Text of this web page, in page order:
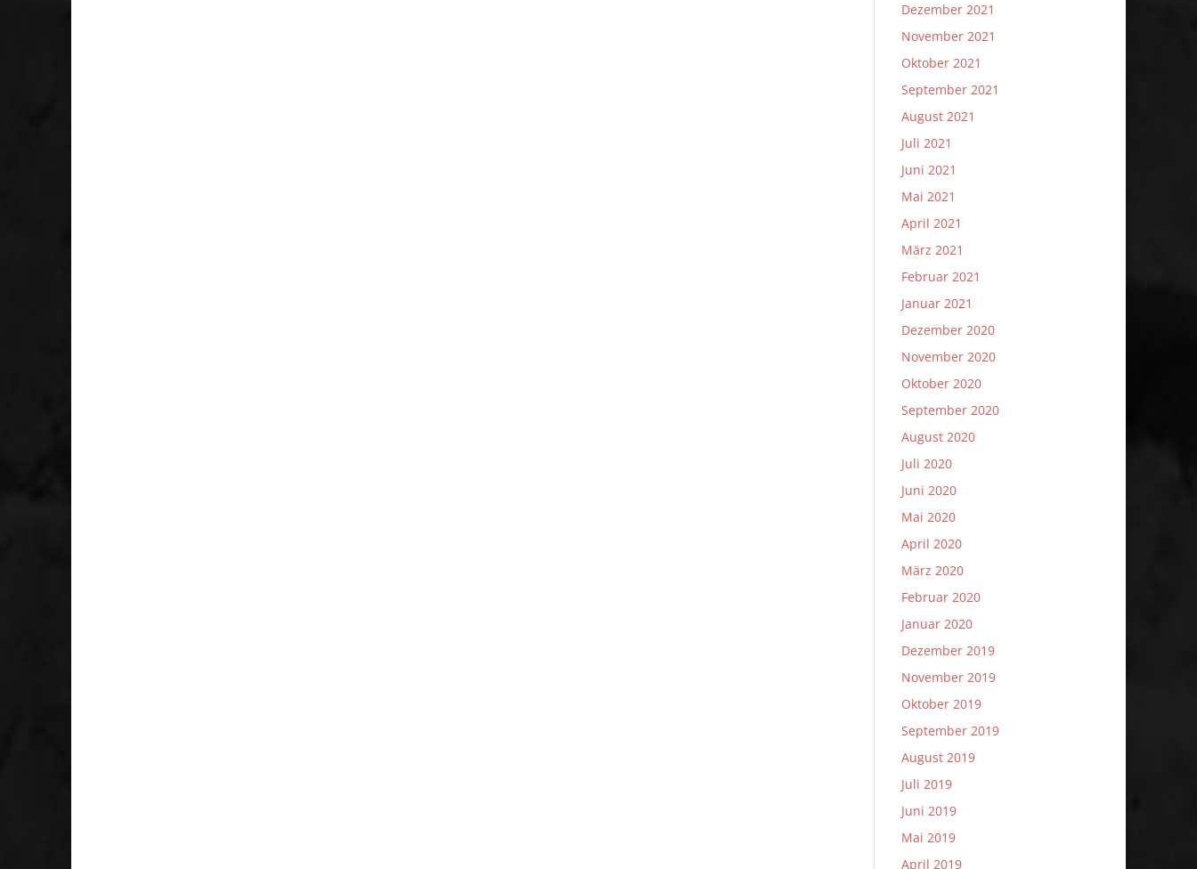
Dezember 2021
November 2021
Oktober 2021
September 2021
August 2021
Juli 2021
Juni 2021
Mai 2021
April 2021
März 2021
Februar 2021
Januar 2021
Dezember 2020
November 2020
Oktober 2020
September 2020
August 2020
Juli 2020
Juni 2020
Mai 2020
April 2020
März 2020
Februar 2020
Januar 2020
Dezember 2019
November 2019
Oktober 2019
September 2019
August 2019
Juli 2019
Juni 2019
Mai 2019
April 2019